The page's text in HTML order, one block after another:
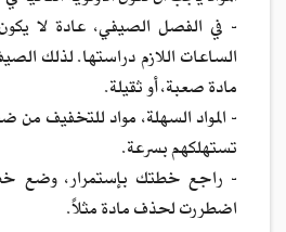
- في الفصل الصيفي، عادة لا
الساعات اللازم دراستها. لذلك
مادة صعبة، أو ثقيلة.
- المواد السهلة، مواد للتخفيف
تستهلكهم بسرعة.
- راجع خطتك بإستمرار، وضع
اضطررت لحذف مادة مثلاً.